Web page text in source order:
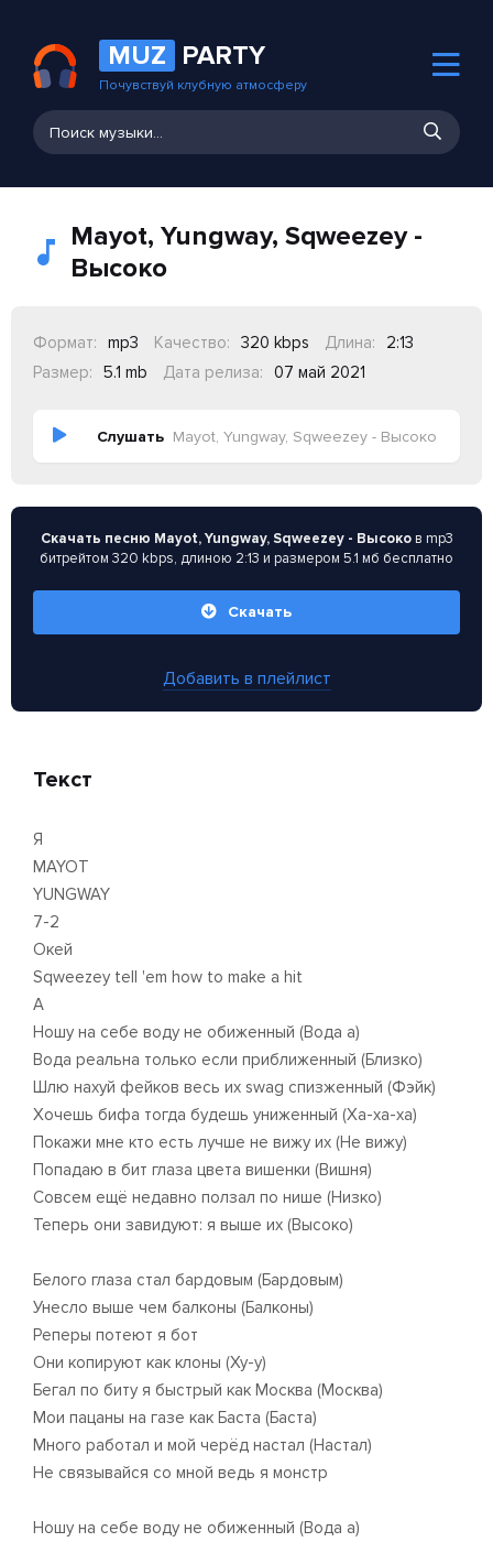
MUZ PARTY
Почувствуй клубную атмосферу
Mayot, Yungway, Sqweezey -
Высоко
Формат: mp3 Качество: 320 kbps Длина:
2:13
Размер:
5.1 mb Дата релиза: 07 май 2021
Слушать Mayot, Yungway, Sqweezey - Высоко
Скачать песню Mayot, Yungway, Sqweezey - Высоков mp3
битрейтом 320 kbps, длиною 2:13 и размером 5.1 мб бесплатно
Скачать
Добавить в плейлист
Текст
Я
MAYOT
YUNGWAY
7-2
Окей
Sqweezey tell 'em how to make a hit
А
Ношу на себе воду не обиженный (Вода а)
Вода реальна только если приближенный (Близко)
Шлю нахуй фейков весь их swag спизженный (Фэйк)
Хочешь бифа тогда будешь униженный (Ха-ха-ха)
Покажи мне кто есть лучше не вижу их (Не вижу)
Попадаю в бит глаза цвета вишенки (Вишня)
Совсем ещё недавно ползал по нише (Низко)
Теперь они завидуют: я выше их (Высоко)
Белого глаза стал бардовым (Бардовым)
Унесло выше чем балконы (Балконы)
Реперы потеют я бот
Они копируют как клоны (Ху-у)
Бегал по биту я быстрый как Москва (Москва)
Мои пацаны на газе как Баста (Баста)
Много работал и мой черёд настал (Настал)
Не связывайся со мной ведь я монстр
Ношу на себе воду не обиженный (Вода а)